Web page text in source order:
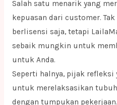
Salah satu menarik yang
kepuasan dari customer.
berlisensi saja, tetapi
sebaik mungkin untuk
untuk Anda.
Seperti halnya, pijak refleksi
untuk merelaksasikan
dengan tumpukan